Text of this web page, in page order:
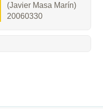
(Javier Masa Marín)
20060330